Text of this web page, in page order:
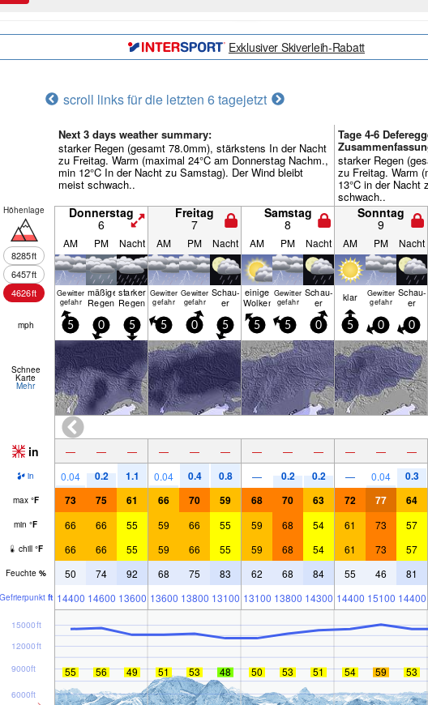
Exklusiver Skiverleih-Rabatt
scroll links für die letzten 6 tagejetzt
Next 3 days weather summary:
starker Regen (gesamt 78.0mm), stärkstens In der Nacht
zu Freitag. Warm (maximal 24°C am Donnerstag Nachm.,
min 12°C In der Nacht zu Samstag). Der Wind bleibt
meist schwach..
Tage 4-6
starker Regen
zu Freitag. Warm
13°C in der Nacht
schwach..
Höhenlage
8285ft
6457ft
4626ft
Donnerstag
6
Freitag
7
Samstag
8
Sonntag
9
AM PM Nacht AM PM Nacht AM PM Nacht AM PM Nacht
Gewitter
gefahr
mäßiger
Regen
starker
Regen
Gewitter
gefahr
Gewitter
gefahr
Schau­
er
einige
Wolken
Gewitter
gefahr
Schau­
er klar
Gewitter
gefahr
Schau­
er
mph 5 0 5 5 0 5 5 5 0 5 0 0
Schnee
Karte
Mehr
in — — — — — — — — — — — —
in 0.04 0.2 1.1 0.04 0.4 0.8 — 0.2 0.2 — 0.04 0.3
max °F 73 75 61 66 70 59 68 70 63 72 77 64
min °F 66 66 55 59 66 55 59 68 54 61 73 57
chill °F 66 66 55 59 66 55 59 68 54 61 73 57
Feuchte % 50 74 92 68 75 83 62 68 84 55 46 81
Gefrier­punkt ft 14400 14600 13600 13600 13800 13100 13100 13800 14300 14400 15100 14400
6000ft
9000ft
12000ft
15000ft
55 56 49 51 53 48 50 53 51 54 59 53